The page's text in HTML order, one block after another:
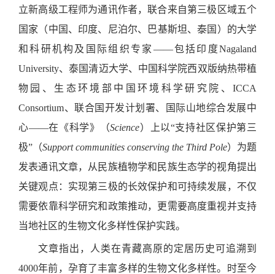
立新高级工程师为通讯作者，联合来自第三极区域五个
国家（中国 、 印度、 尼泊尔、 巴基斯坦、泰国）的大学
和科研机构及国际组织专家 ——包括印度Nagaland
University、泰国清迈大学、 中国科学院西双版纳热带植
物园 、 生态环境部中国环境科学研究院 、ICCA
Consortium、联合国开发计划署、
国际山地综合发展中
心——在《科学》 （Science）上以“支持社区保护第三
极”（Support communities conserving the Third Pole） 为题
发表通讯文章，从民族植物学和民族生态学的视角提出
关键观点：实现第三极的长效保护和可持续发展，不仅
需要依靠科学研究和政策推动，更需要高度重视并支持
当地社区的生物文化多样性保护实践。
文章指出，人类在青藏高原的定居历史可追溯到
4000年前，孕育了丰富多样的生物文化多样性。时至今